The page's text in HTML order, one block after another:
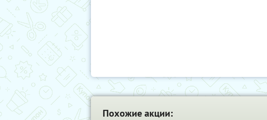
Похожие акции: